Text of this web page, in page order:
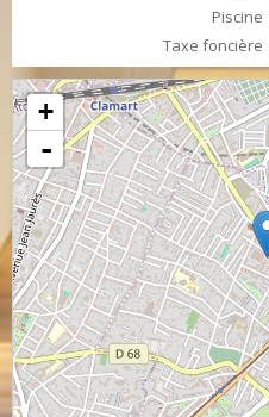
Piscine
Taxe foncière
+
-